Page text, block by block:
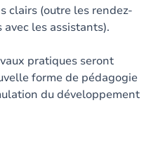
clairs (outre les rendez-
les assistants).
pratiques seront
forme de pédagogie
du développement